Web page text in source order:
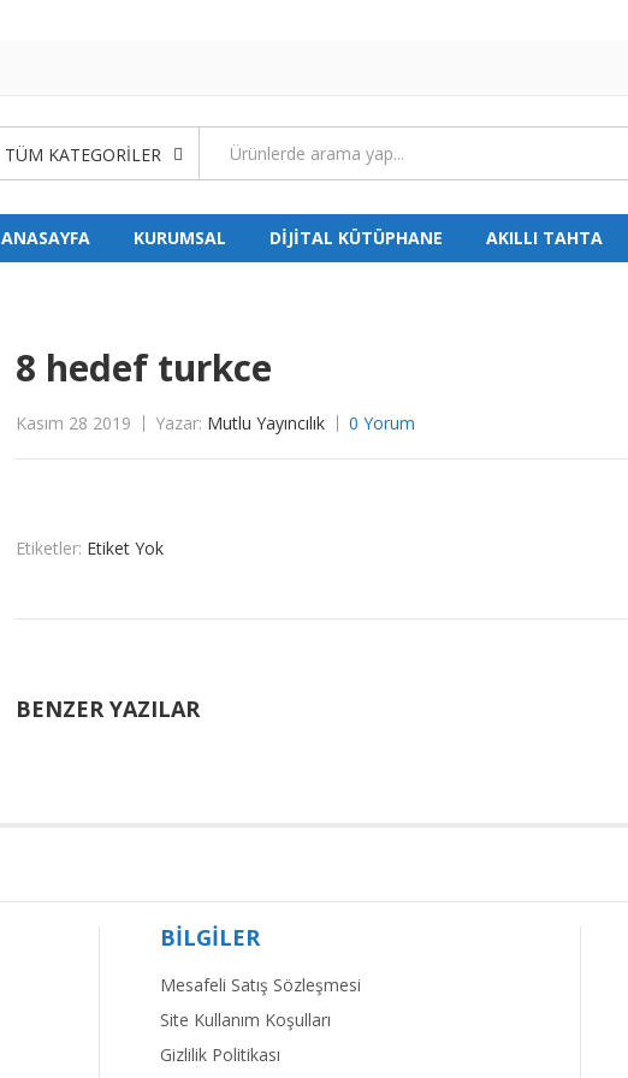
TÜM KATEGORILER
ANASAYFA KURUMSAL DİJİTAL KÜTÜPHANE AKILLI TAHTA
8 hedef turkce
Kasım 28 2019 Yazar: Mutlu Yayıncılık 0 Yorum
Etiketler: Etiket Yok
BENZER YAZILAR
BİLGİLER
Mesafeli Satış Sözleşmesi
Site Kullanım Koşulları
Gizlilik Politikası